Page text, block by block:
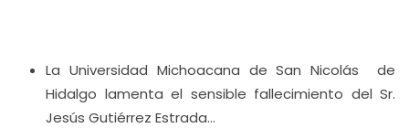
La Universidad Michoacana de San Nicolás de
Hidalgo lamenta el sensible fallecimiento del Sr.
Jesús Gutiérrez Estrada…